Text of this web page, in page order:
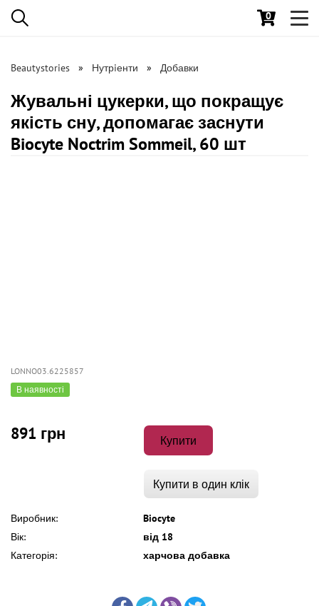
0
Beautystories Нутрiенти Добавки
Жувальні цукерки, що покращує
якість сну, допомагає заснути
Biocyte Noctrim Sommeil, 60 шт
LONNO03.6225857
В наявності
891 грн Купити
Купити в один клік
Виробник:
Biocyte
Вік:
від 18
Категорія:
харчова добавка